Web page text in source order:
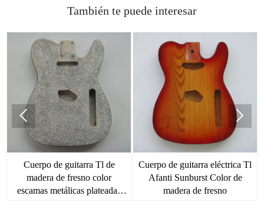
También te puede interesar
Cuerpo de guitarra Tl de
madera de fresno color
escamas metálicas plateadas
Cuerpo de guitarra eléctrica Tl
Afanti Sunburst Color de
madera de fresno
 